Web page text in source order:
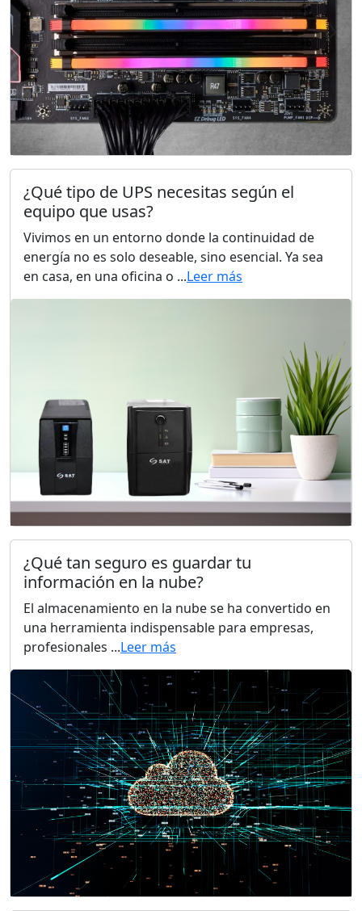
¿Qué tipo de UPS necesitas según el
equipo que usas?
Vivimos en un entorno donde la continuidad de
energía no es solo deseable, sino esencial. Ya sea
en casa, en una oficina o ...Leer más
¿Qué tan seguro es guardar tu
información en la nube?
El almacenamiento en la nube se ha convertido en
una herramienta indispensable para empresas,
profesionales ...Leer más